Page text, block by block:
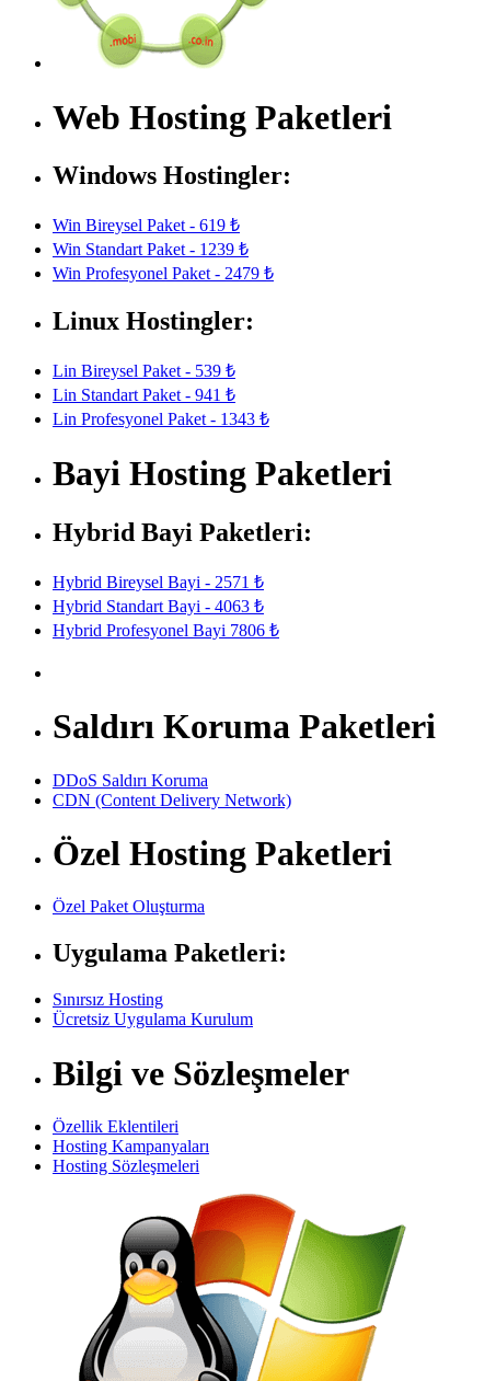
Web Hosting Paketleri
Windows Hostingler:
Win Bireysel Paket - 619 ₺
Win Standart Paket - 1239 ₺
Win Profesyonel Paket - 2479 ₺
Linux Hostingler:
Lin Bireysel Paket - 539 ₺
Lin Standart Paket - 941 ₺
Lin Profesyonel Paket - 1343 ₺
Bayi Hosting Paketleri
Hybrid Bayi Paketleri:
Hybrid Bireysel Bayi - 2571 ₺
Hybrid Standart Bayi - 4063 ₺
Hybrid Profesyonel Bayi 7806 ₺
Saldırı Koruma Paketleri
DDoS Saldırı Koruma
CDN (Content Delivery Network)
Özel Hosting Paketleri
Özel Paket Oluşturma
Uygulama Paketleri:
Sınırsız Hosting
Ücretsiz Uygulama Kurulum
Bilgi ve Sözleşmeler
Özellik Eklentileri
Hosting Kampanyaları
Hosting Sözleşmeleri